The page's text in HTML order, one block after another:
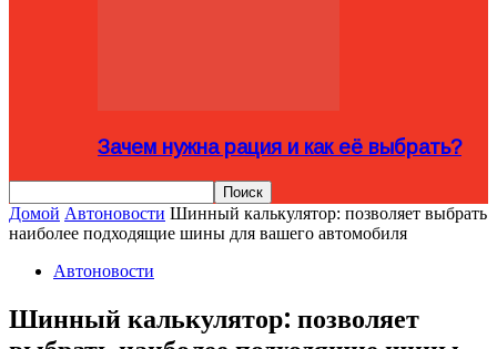
Зачем нужна рация и как её выбрать?
Домой Автоновости Шинный калькулятор: позволяет выбрать
наиболее подходящие шины для вашего автомобиля
Автоновости
Шинный калькулятор: позволяет